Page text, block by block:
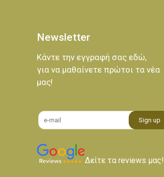
Newsletter
Κάντε την εγγραφή σας εδώ,
για να μαθαίνετε πρώτοι τα νέα
μας!
Δείτε τα reviews μας!